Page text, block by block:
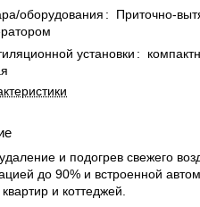
оборудования :
Приточно-
установки :
и подогрев свежего
до 90% и встроенной
и коттеджей.